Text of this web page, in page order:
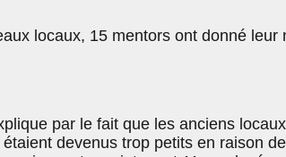
locaux, 15 mentors ont donné leur
par le fait que les anciens
devenus trop petits en raison